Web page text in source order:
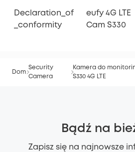
Declaration_of
_conformity
eufy 4G LTE
Cam S330
Dom
Security
Camera
Kamera do
S330 4G LTE
Bądź na
Zapisz się na najnowsze